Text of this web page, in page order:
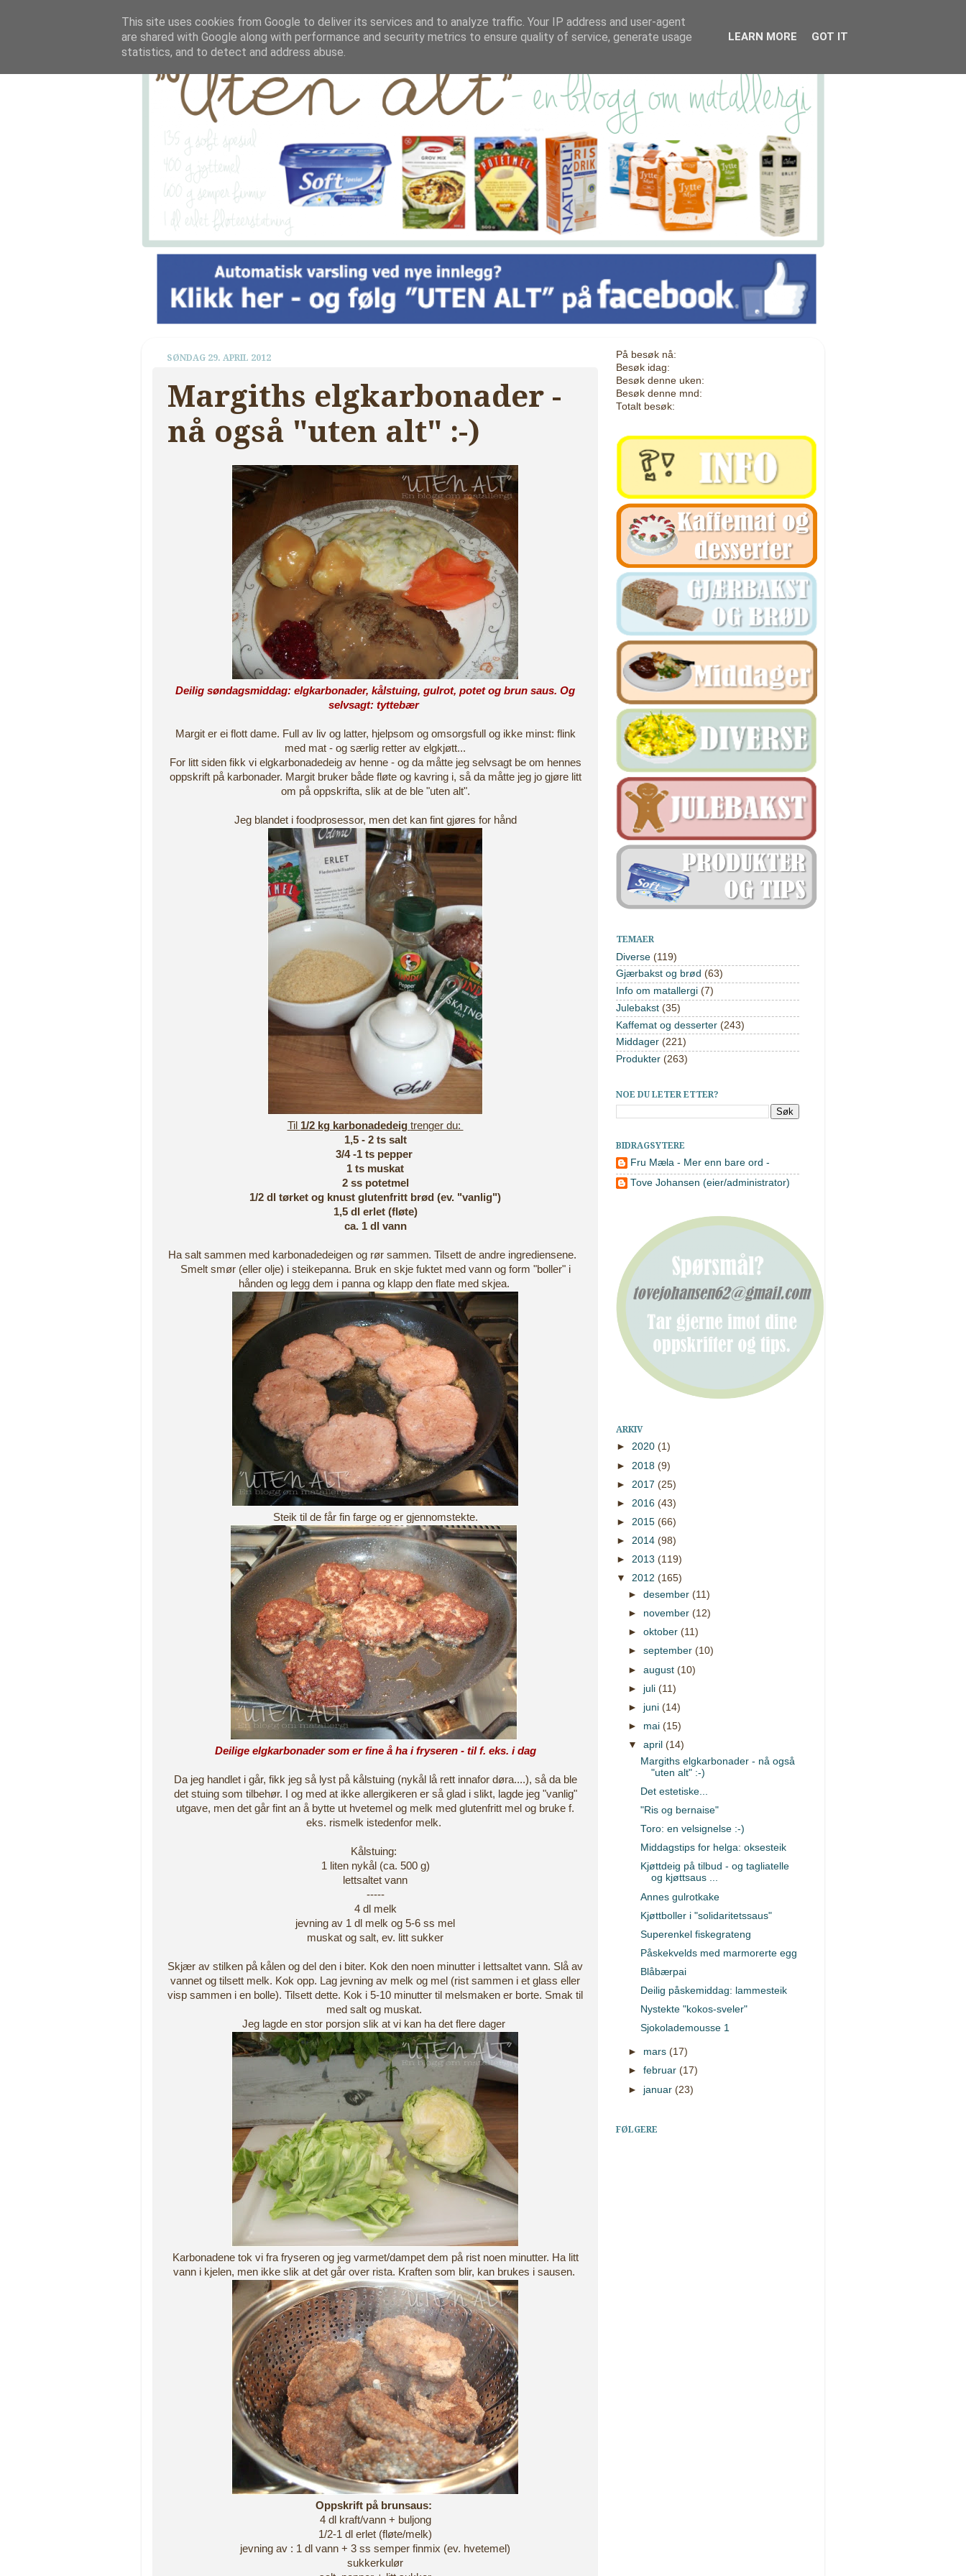
SØNDAG 29. APRIL 2012
Margiths elgkarbonader -
nå også "uten alt" :-)
Deilig søndagsmiddag: elgkarbonader, kålstuing, gulrot, potet og brun saus. Og
selvsagt: tyttebær
Margit er ei flott dame. Full av liv og latter, hjelpsom og omsorgsfull og ikke minst: flink
med mat - og særlig retter av elgkjøtt...
For litt siden fikk vi elgkarbonadedeig av henne - og da måtte jeg selvsagt be om hennes
oppskrift på karbonader. Margit bruker både fløte og kavring i, så da måtte jeg jo gjøre litt
om på oppskrifta, slik at de ble "uten alt".
Jeg blandet i foodprosessor, men det kan fint gjøres for hånd
Til 1/2 kg karbonadedeig trenger du:
1,5 - 2 ts salt
3/4 -1 ts pepper
1 ts muskat
2 ss potetmel
1/2 dl tørket og knust glutenfritt brød (ev. "vanlig")
1,5 dl erlet (fløte)
ca. 1 dl vann
Ha salt sammen med karbonadedeigen og rør sammen. Tilsett de andre ingrediensene.
Smelt smør (eller olje) i steikepanna. Bruk en skje fuktet med vann og form "boller" i
hånden og legg dem i panna og klapp den flate med skjea.
Steik til de får fin farge og er gjennomstekte.
Deilige elgkarbonader som er fine å ha i fryseren - til f. eks. i dag
Da jeg handlet i går, fikk jeg så lyst på kålstuing (nykål lå rett innafor døra....), så da ble
det stuing som tilbehør. I og med at ikke allergikeren er så glad i slikt, lagde jeg "vanlig"
utgave, men det går fint an å bytte ut hvetemel og melk med glutenfritt mel og bruke f.
eks. rismelk istedenfor melk.
Kålstuing:
1 liten nykål (ca. 500 g)
lettsaltet vann
-----
4 dl melk
jevning av 1 dl melk og 5-6 ss mel
muskat og salt, ev. litt sukker
Skjær av stilken på kålen og del den i biter. Kok den noen minutter i lettsaltet vann. Slå av
vannet og tilsett melk. Kok opp. Lag jevning av melk og mel (rist sammen i et glass eller
visp sammen i en bolle). Tilsett dette. Kok i 5-10 minutter til melsmaken er borte. Smak til
med salt og muskat.
Jeg lagde en stor porsjon slik at vi kan ha det flere dager
Karbonadene tok vi fra fryseren og jeg varmet/dampet dem på rist noen minutter. Ha litt
vann i kjelen, men ikke slik at det går over rista. Kraften som blir, kan brukes i sausen.
Oppskrift på brunsaus:
4 dl kraft/vann + buljong
1/2-1 dl erlet (fløte/melk)
jevning av : 1 dl vann + 3 ss semper finmix (ev. hvetemel)
sukkerkulør
På besøk nå:
Besøk idag:
Besøk denne uken:
Besøk denne mnd:
Totalt besøk:
TEMAER
Diverse (119)
Gjærbakst og brød (63)
Info om matallergi (7)
Julebakst (35)
Kaffemat og desserter (243)
Middager (221)
Produkter (263)
NOE DU LETER ETTER?
BIDRAGSYTERE
Fru Mæla - Mer enn bare ord -
Tove Johansen (eier/administrator)
ARKIV
► 2020 (1)
► 2018 (9)
► 2017 (25)
► 2016 (43)
► 2015 (66)
► 2014 (98)
► 2013 (119)
▼ 2012 (165)
►desember(11)
► november(12)
►oktober(11)
►september(10)
►august(10)
► juli(11)
► juni(14)
► mai(15)
▼april(14)
Margiths elgkarbonader - nå også
"uten alt" :-)
Det estetiske...
"Ris og bernaise"
Toro: en velsignelse :-)
Middagstips for helga: oksesteik
Kjøttdeig på tilbud - og tagliatelle
og kjøttsaus ...
Annes gulrotkake
Kjøttboller i "solidaritetssaus"
Superenkel fiskegrateng
Påskekvelds med marmorerte egg
Blåbærpai
Deilig påskemiddag: lammesteik
Nystekte "kokos-sveler"
Sjokolademousse 1
► mars(17)
►februar(17)
► januar(23)
FØLGERE
This site uses cookies from Google to deliver its services and to analyze traffic. Your IP address and user-agent
are shared with Google along with performance and security metrics to ensure quality of service, generate usage
statistics, and to detect and address abuse.
LEARN MORE GOT IT